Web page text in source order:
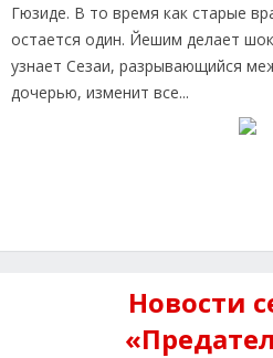
Гюзиде. В то время как старые
остается один. Йешим делает
узнает Сезаи, разрывающийся
дочерью, изменит все...
Новости